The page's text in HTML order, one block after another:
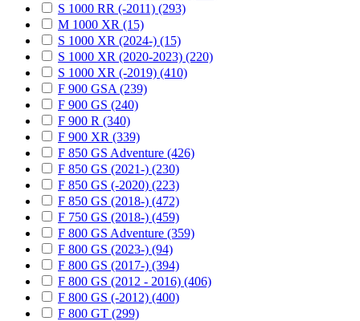
S 1000 RR (-2011) (293)
M 1000 XR (15)
S 1000 XR (2024-) (15)
S 1000 XR (2020-2023) (220)
S 1000 XR (-2019) (410)
F 900 GSA (239)
F 900 GS (240)
F 900 R (340)
F 900 XR (339)
F 850 GS Adventure (426)
F 850 GS (2021-) (230)
F 850 GS (-2020) (223)
F 850 GS (2018-) (472)
F 750 GS (2018-) (459)
F 800 GS Adventure (359)
F 800 GS (2023-) (94)
F 800 GS (2017-) (394)
F 800 GS (2012 - 2016) (406)
F 800 GS (-2012) (400)
F 800 GT (299)